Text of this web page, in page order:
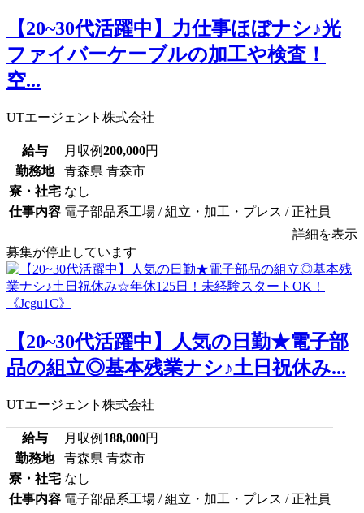
【20~30代活躍中】力仕事ほぼナシ♪光
ファイバーケーブルの加工や検査！
空...
UTエージェント株式会社
給与 月収例200,000円
勤務地
青森県 青森市
寮・社宅 なし
仕事内容 電子部品系工場 / 組立・加工・プレス / 正社員
詳細を表示
募集が停止しています
【20~30代活躍中】人気の日勤★電子部
品の組立◎基本残業ナシ♪土日祝休み...
UTエージェント株式会社
給与 月収例 188,000円
勤務地
青森県 青森市
寮・社宅 なし
仕事内容 電子部品系工場 / 組立・加工・プレス / 正社員